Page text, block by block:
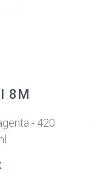
8M
- 420